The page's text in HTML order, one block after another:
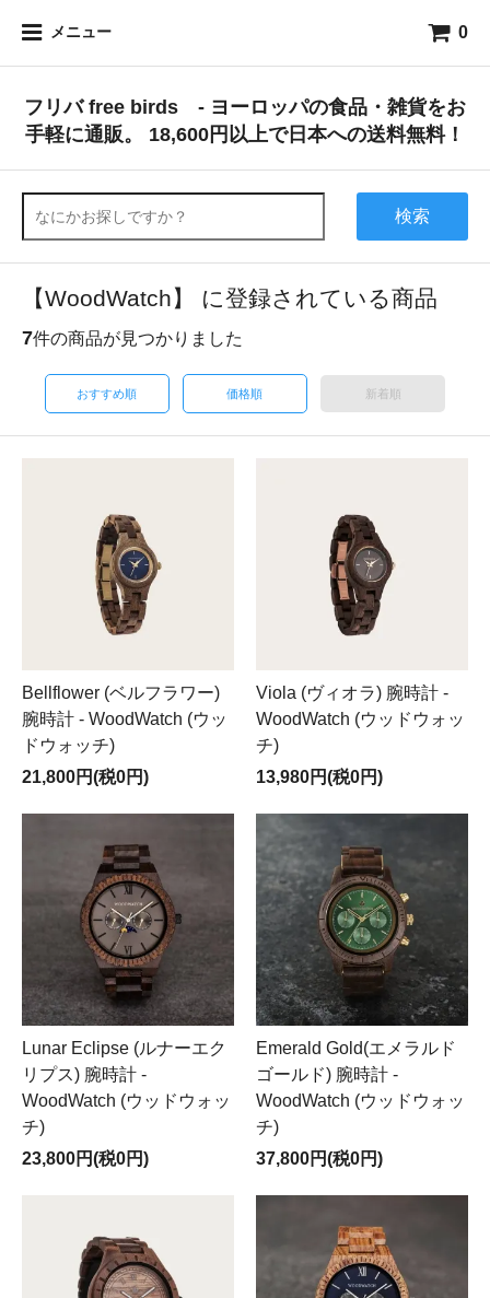
メニュー 0
フリバ free birds - ヨーロッパの食品・雑貨をお
手軽に通販。 18,600円以上で日本への送料無料！
検索
【WoodWatch】 に登録されている商品
7件の商品が見つかりました
おすすめ順 価格順 新着順
Bellflower (ベルフラワー)
腕時計 - WoodWatch (ウッ
ドウォッチ)
21,800円(税0円)
Viola (ヴィオラ) 腕時計 -
WoodWatch (ウッドウォッ
チ)
13,980円(税0円)
Lunar Eclipse (ルナーエク
リプス) 腕時計 -
WoodWatch (ウッドウォッ
チ)
23,800円(税0円)
Emerald Gold(エメラルド
ゴールド) 腕時計 -
WoodWatch (ウッドウォッ
チ)
37,800円(税0円)